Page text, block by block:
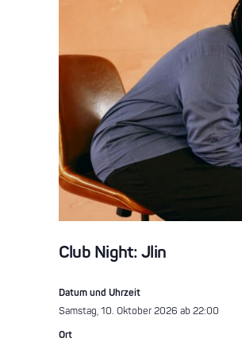
Club Night: Jlin
Datum und Uhrzeit
Samstag, 10. Oktober 2026 ab 22:00
Ort